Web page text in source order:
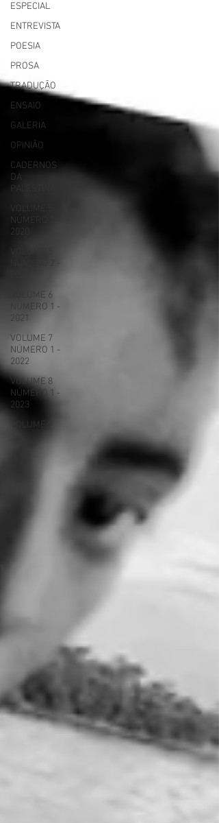
ESPECIAL
ENTREVISTA
POESIA
PROSA
TRADUÇÃO
ENSAIO
GALERIA
OPINIÃO
CADERNOS
DA
NÚMERO 1 -
2020
VOLUME 6
NÚMERO 1 -
2021
VOLUME 7
NÚMERO 1 -
2022
VOLUME 8
NÚMERO 1 -
2023
VOLUME 9